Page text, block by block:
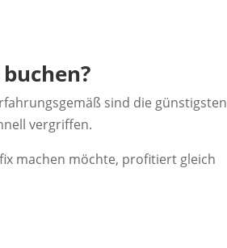
sind die günstigsten
vergriffen.
machen möchte, profitiert gleich